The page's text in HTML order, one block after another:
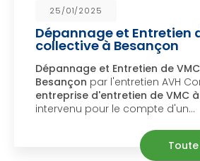
25/01/2025
Dépannage et Entretien
collective à Besançon
Dépannage et Entretien de
Besançon par l'entretien AVH
entreprise d'entretien de VMC
intervenu pour le compte d'un…